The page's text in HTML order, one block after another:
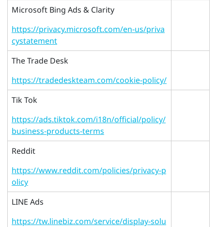
Microsoft Bing Ads & Clarity
https://privacy.microsoft.com/en-us/priva
cystatement
The Trade Desk
https://tradedeskteam.com/cookie-policy/
Tik Tok
https://ads.tiktok.com/i18n/official/policy/
business-products-terms
Reddit
https://www.reddit.com/policies/privacy-p
olicy
LINE Ads
https://tw.linebiz.com/service/display-solu